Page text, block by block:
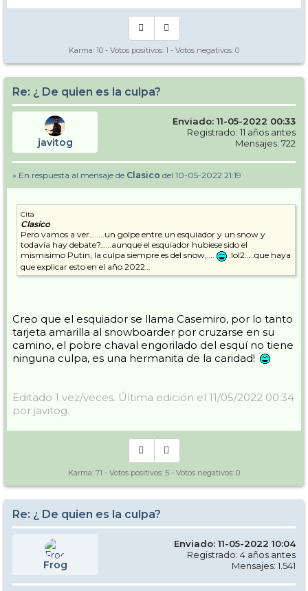
Karma: 10 - Votos positivos: 1 - Votos negativos: 0
Re: ¿ De quien es la culpa?
javitog
Enviado: 11-05-2022 00:33
Registrado: 11 años antes
Mensajes: 722
» En respuesta al mensaje de Clasico del 10-05-2022 21:19
Cita
Clasico
Pero vamos a ver……..un golpe entre un esquiador y un snow y
todavía hay debate?……aunque el esquiador hubiese sido el
mismisimo Putin, la culpa siempre es del snow,….
:lol2…..que haya
que explicar esto en el año 2022…
Creo que el esquiador se llama Casemiro, por lo tanto
tarjeta amarilla al snowboarder por cruzarse en su
camino, el pobre chaval engorilado del esquí no tiene
ninguna culpa, es una hermanita de la caridad!
Editado 1 vez/veces. Última edición el 11/05/2022 00:34
por javitog.
Karma: 71 - Votos positivos: 5 - Votos negativos: 0
Re: ¿ De quien es la culpa?
Frog
Enviado: 11-05-2022 10:04
Registrado: 4 años antes
Mensajes: 1.541